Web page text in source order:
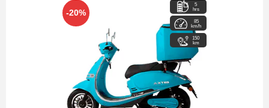
-20%
5
hrs
85
km/h
150
km